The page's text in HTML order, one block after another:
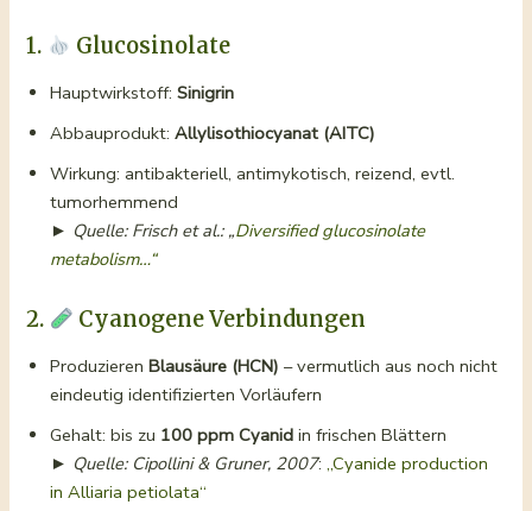
1. Glucosinolate
Hauptwirkstoff:Sinigrin
Abbauprodukt:Allylisothiocyanat (AITC)
Wirkung: antibakteriell, antimykotisch, reizend, evtl.
tumorhemmend
► Quelle: Frisch et al.: „Diversified glucosinolate
metabolism…“
2. Cyanogene Verbindungen
ProduzierenBlausäure (HCN) – vermutlich aus noch nicht
eindeutig identifizierten Vorläufern
Gehalt: bis zu 100 ppm Cyanid in frischen Blättern
► Quelle: Cipollini & Gruner, 2007:„Cyanide production
in Alliaria petiolata“